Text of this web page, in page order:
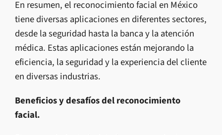
En resumen, el reconocimiento facial en México
tiene diversas aplicaciones en diferentes sectores,
desde la seguridad hasta la banca y la atención
médica. Estas aplicaciones están mejorando la
eficiencia, la seguridad y la experiencia del cliente
en diversas industrias.
Beneficios y desafíos del reconocimiento
facial.